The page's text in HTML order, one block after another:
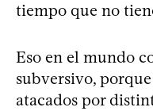
tiempo que no
Eso en el mundo
subversivo,
atacados por